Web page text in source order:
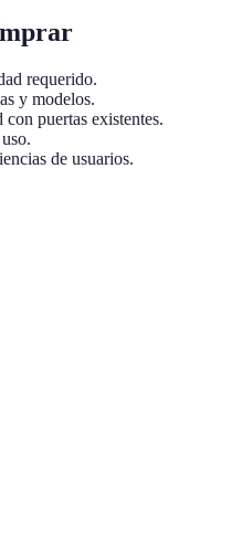
requerido.
y modelos.
puertas existentes.
de usuarios.